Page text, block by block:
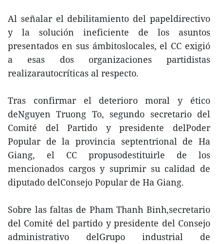
Al señalar el debilitamiento del papeldirectivo
y la solución ineficiente de los asuntos
presentados en sus ámbitoslocales, el CC exigió
a esas dos organizaciones partidistas
realizarautocríticas al respecto.
Tras confirmar el deterioro moral y ético
deNguyen Truong To, segundo secretario del
Comité del Partido y presidente delPoder
Popular de la provincia septentrional de Ha
Giang, el CC propusodestituirle de los
mencionados cargos y suprimir su calidad de
diputado delConsejo Popular de Ha Giang.
Sobre las faltas de Pham Thanh Binh,secretario
del Comité del partido y presidente del Consejo
administrativo delGrupo industrial de